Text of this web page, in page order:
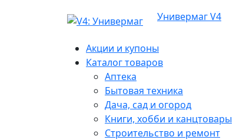
Универмаг V4
Акции и купоны
Каталог товаров
Аптека
Бытовая техника
Дача, сад и огород
Книги, хобби и канцтовары
Строительство и ремонт